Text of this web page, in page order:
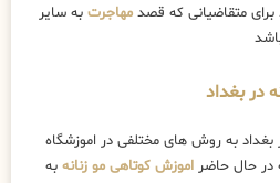
متقاضیانی که قصد مهاجرت به سایر
در بغداد
بغداد به روش های مختلفی در اموزشگاه
در حال حاضر اموزش کوتاهی مو زنانه به